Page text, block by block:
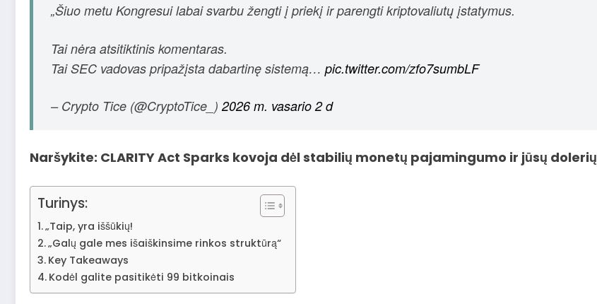
„Šiuo metu Kongresui labai svarbu žengti į priekį ir parengti kriptovaliutų įstatymus.
Tai nėra atsitiktinis komentaras.
Tai SEC vadovas pripažįsta dabartinę sistemą… pic.twitter.com/zfo7sumbLF
– Crypto Tice (@CryptoTice_)2026 m. vasario 2 d
Naršykite: CLARITY Act Sparks kovoja dėl stabilių monetų pajamingumo ir jūsų dolerių
Turinys:
„Taip, yra iššūkių!
„Galų gale mes išaiškinsime rinkos struktūrą“
Key Takeaways
Kodėl galite pasitikėti 99 bitkoinais